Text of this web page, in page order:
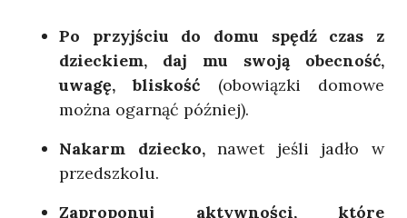
Po przyjściu do domu spędź czas z
dzieckiem, daj mu swoją obecność,
uwagę, bliskość (obowiązki domowe
można ogarnąć później).
Nakarm dziecko,nawet jeśli jadło w
przedszkolu.
Zaproponuj aktywności, które